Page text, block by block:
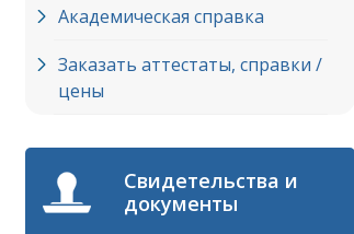
Академическая справка
Заказать аттестаты, справки /
цены
Свидетельства и
документы